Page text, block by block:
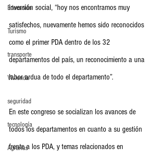
Educación
Turismo
transporte
Vivienda
seguridad
tecnología
Agrarias
inversión social, “hoy nos encontramos muy
satisfechos, nuevamente hemos sido reconocidos
como el primer PDA dentro de los 32
departamentos del país, un reconocimiento a una
labor ardua de todo el departamento”.
En este congreso se socializan los avances de
todos los departamentos en cuanto a su gestión
frente a los PDA, y temas relacionados en